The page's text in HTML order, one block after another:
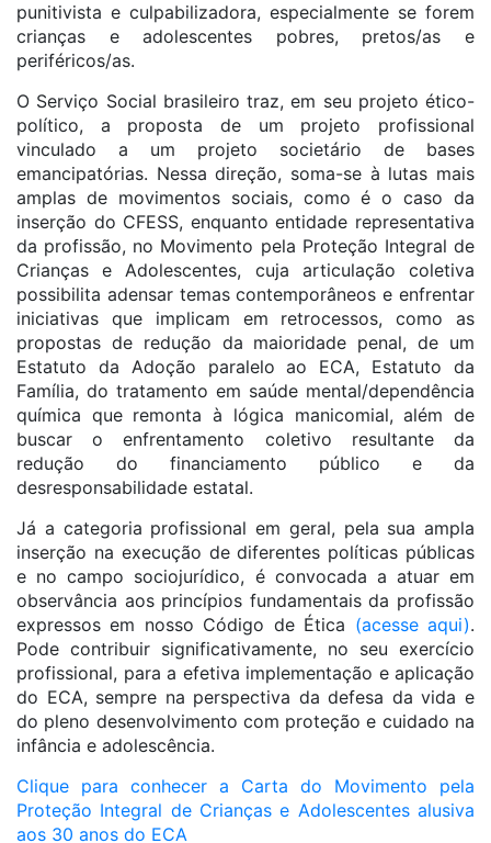
punitivista e culpabilizadora, especialmente se forem
crianças e adolescentes pobres, pretos/as e
periféricos/as.
O Serviço Social brasileiro traz, em seu projeto ético-
político, a proposta de um projeto profissional
vinculado a um projeto societário de bases
emancipatórias. Nessa direção, soma-se à lutas mais
amplas de movimentos sociais, como é o caso da
inserção do CFESS, enquanto entidade representativa
da profissão, no Movimento pela Proteção Integral de
Crianças e Adolescentes, cuja articulação coletiva
possibilita adensar temas contemporâneos e enfrentar
iniciativas que implicam em retrocessos, como as
propostas de redução da maioridade penal, de um
Estatuto da Adoção paralelo ao ECA, Estatuto da
Família, do tratamento em saúde mental/dependência
química que remonta à lógica manicomial, além de
buscar o enfrentamento coletivo resultante da
redução do financiamento público e da
desresponsabilidade estatal.
Já a categoria profissional em geral, pela sua ampla
inserção na execução de diferentes políticas públicas
e no campo sociojurídico, é convocada a atuar em
observância aos princípios fundamentais da profissão
expressos em nosso Código de Ética (acesse aqui).
Pode contribuir significativamente, no seu exercício
profissional, para a efetiva implementação e aplicação
do ECA, sempre na perspectiva da defesa da vida e
do pleno desenvolvimento com proteção e cuidado na
infância e adolescência.
Clique para conhecer a Carta do Movimento pela
Proteção Integral de Crianças e Adolescentes alusiva
aos 30 anos do ECA